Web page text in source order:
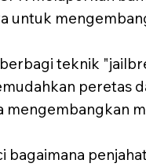
untuk
teknik
peretas
mengembangkan
bagaimana